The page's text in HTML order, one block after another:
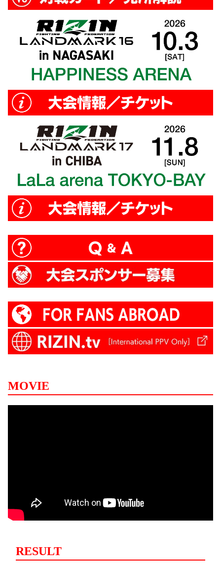
MOVIE
RESULT